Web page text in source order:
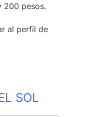
200 pesos.
al perfil de
SOL